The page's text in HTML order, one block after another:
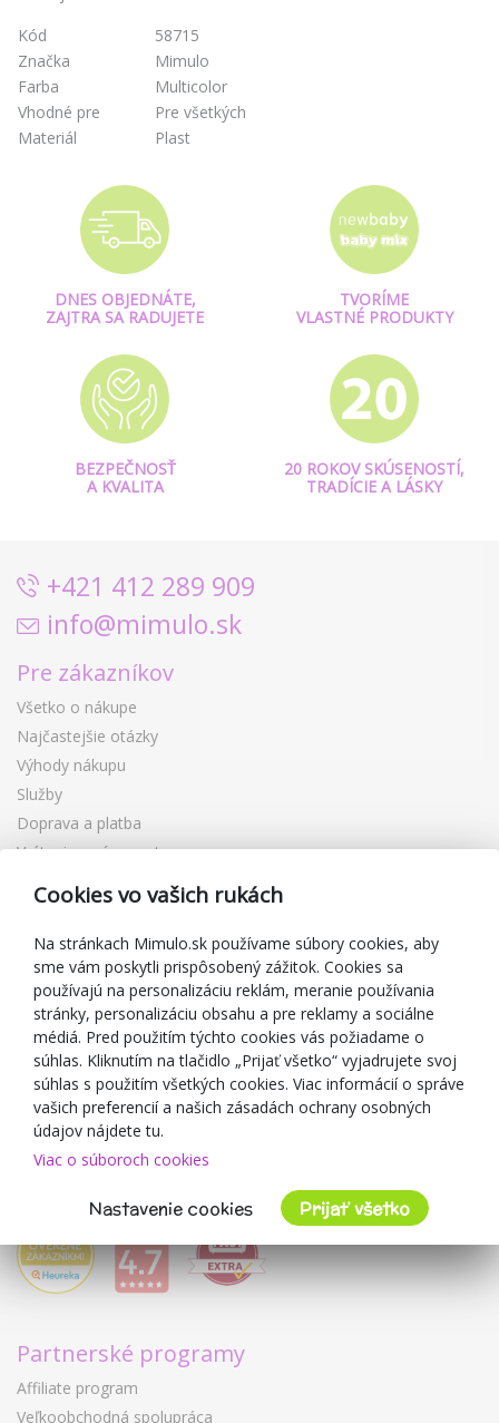
Kód
58715
Značka
Mimulo
Farba
Multicolor
Vhodné pre
Pre všetkých
Materiál
Plast
DNES OBJEDNÁTE,
ZAJTRA SA RADUJETE
TVORÍME
VLASTNÉ PRODUKTY
BEZPEČNOSŤ
A KVALITA
20 ROKOV SKÚSENOSTÍ,
TRADÍCIE A LÁSKY
+421 412 289 909
info@mimulo.sk
Pre zákazníkov
Všetko o nákupe
Najčastejšie otázky
Výhody nákupu
Služby
Doprava a platba
Vrátenie a výmena tovaru
Reklamácia
Darčekové poukážky
Zľavové kupóny
Blog
O predajcovi
Mimulo.sk
Obchodné podmienky
Ochrana osobných údajov GDPR
Kontakty
Spolupracujeme
Partnerské programy
Affiliate program
Veľkoobchodná spolupráca
Cookies vo vašich rukách
Na stránkach Mimulo.sk používame súbory cookies, aby
sme vám poskytli prispôsobený zážitok. Cookies sa
používajú na personalizáciu reklám, meranie používania
stránky, personalizáciu obsahu a pre reklamy a sociálne
médiá. Pred použitím týchto cookies vás požiadame o
súhlas. Kliknutím na tlačidlo „Prijať všetko“ vyjadrujete svoj
súhlas s použitím všetkých cookies. Viac informácií o správe
vašich preferencií a našich zásadách ochrany osobných
údajov nájdete tu.
Viac o súboroch cookies
Nastavenie cookies Prijať všetko